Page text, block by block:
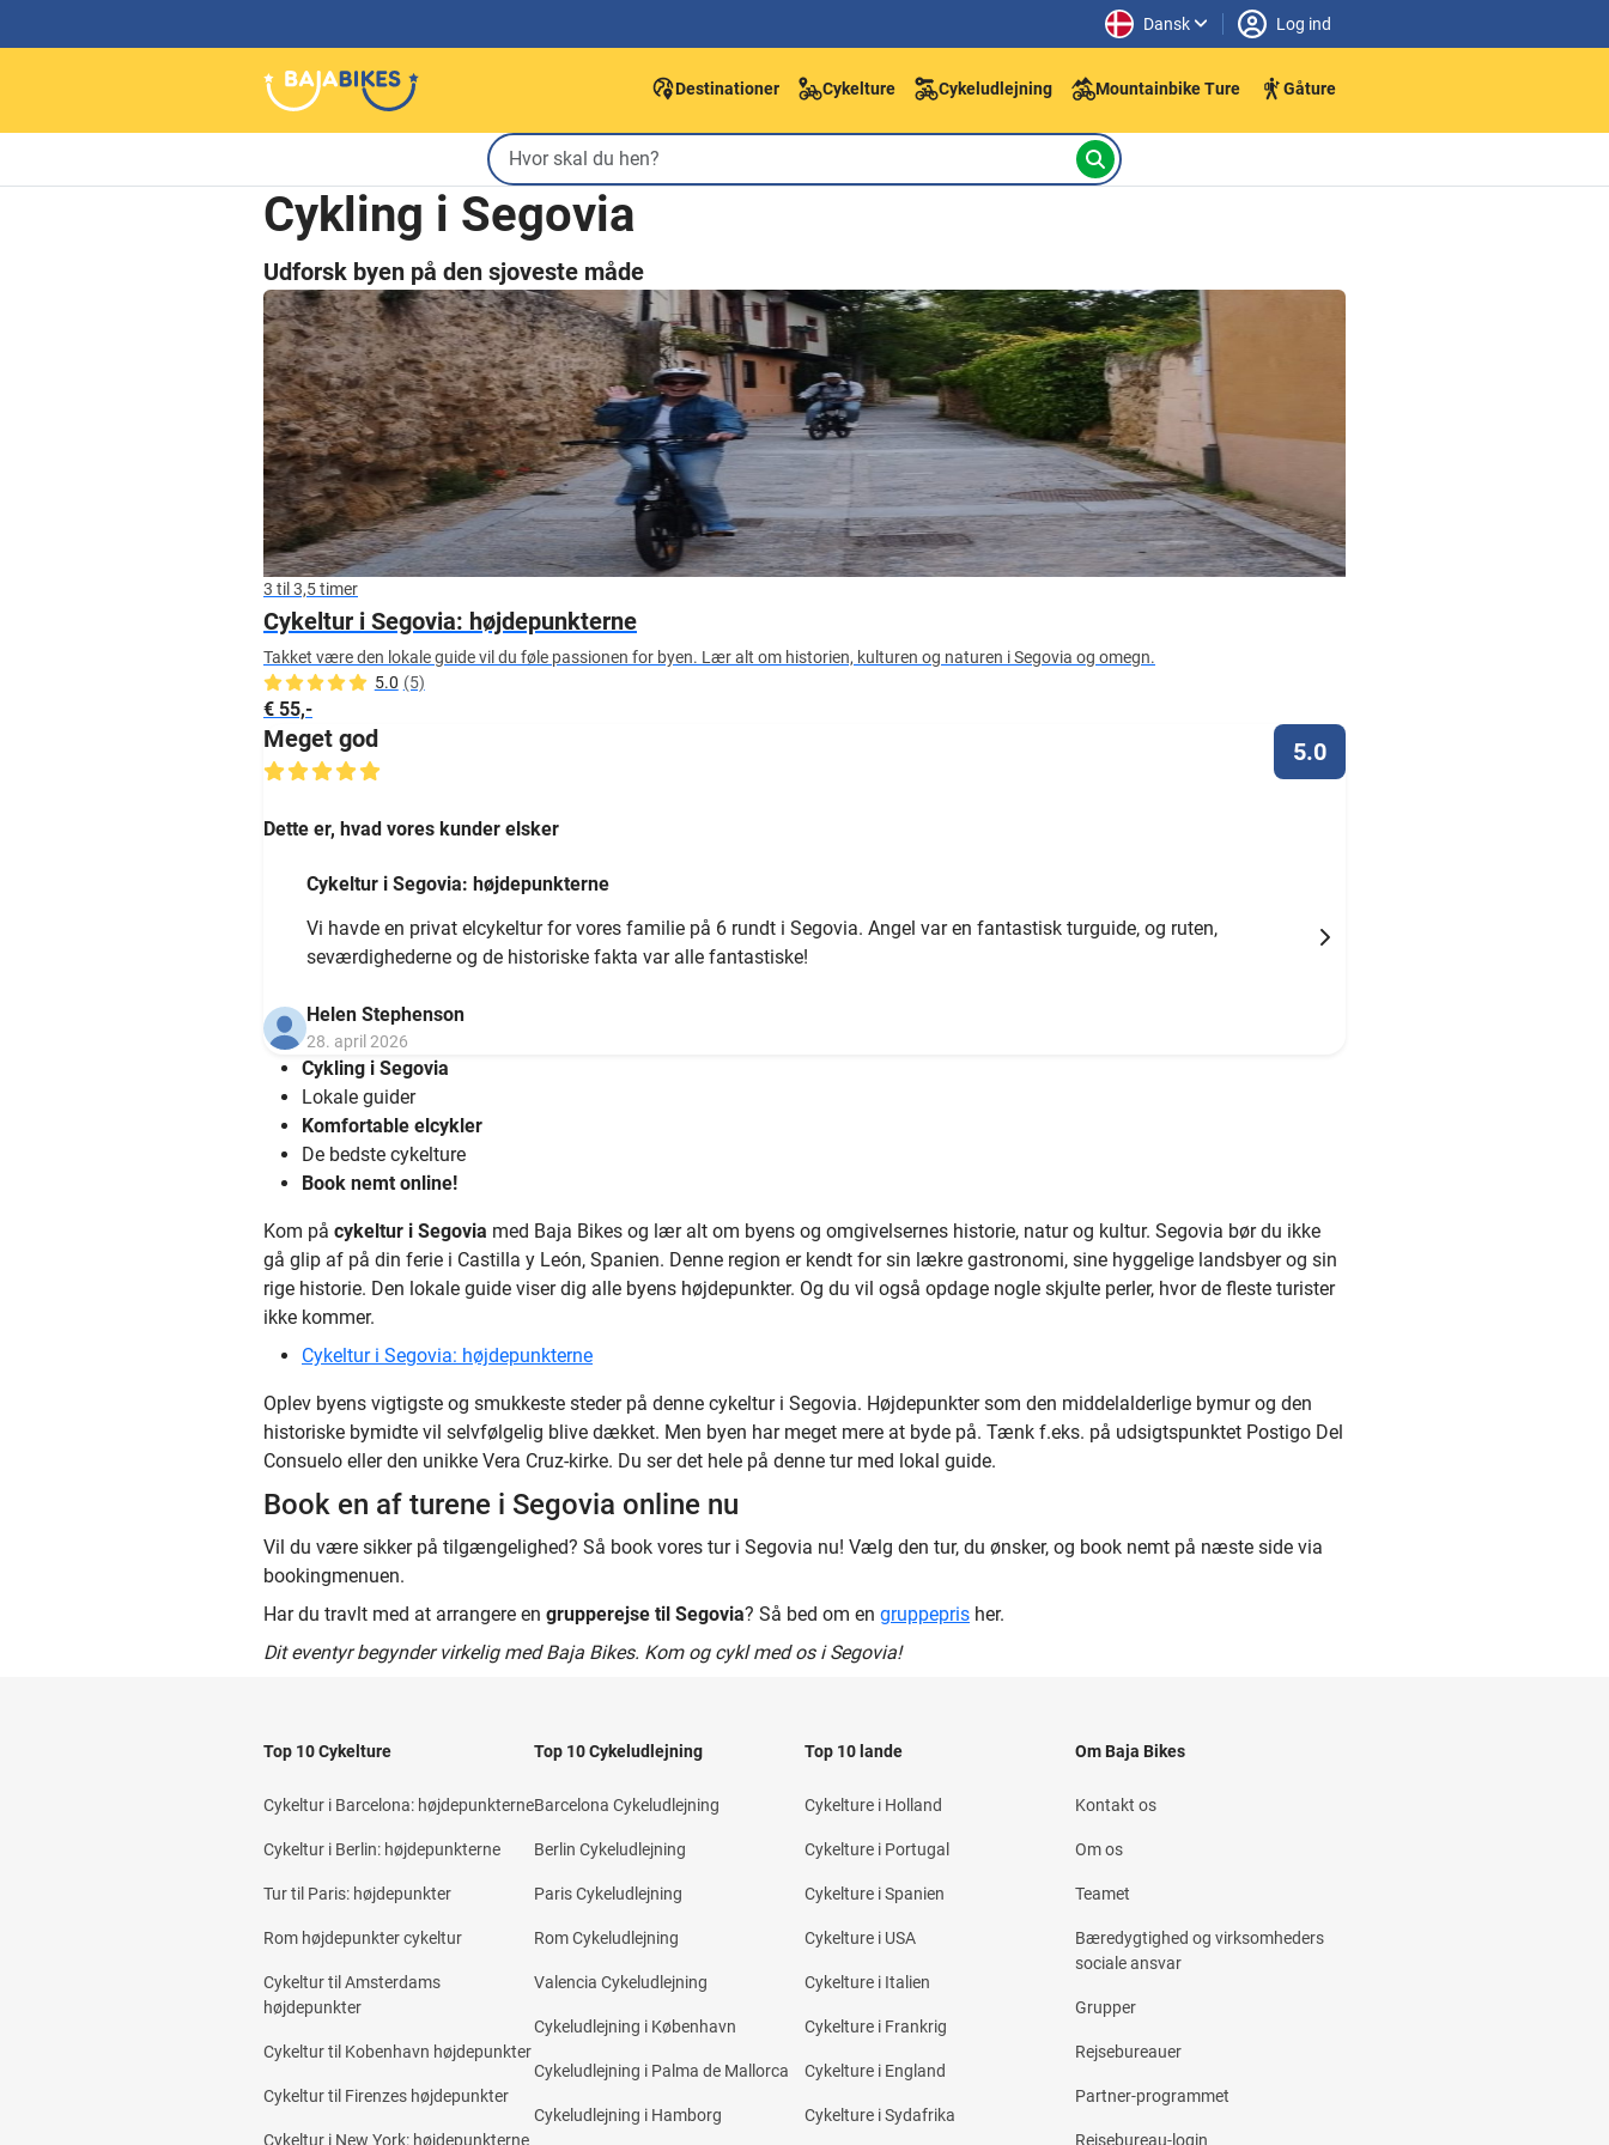
Dansk Log ind
Destinationer Cykelture Cykeludlejning Mountainbike Ture Gåture
Cykling i Segovia
Udforsk byen på den sjoveste måde
3 til 3,5 timer
Cykeltur i Segovia: højdepunkterne
Takket være den lokale guide vil du føle passionen for byen. Lær alt om historien, kulturen og naturen i Segovia og omegn.
5.0 (5)
€ 55,-
Meget god 5.0
Dette er, hvad vores kunder elsker
Cykeltur i Segovia: højdepunkterne
Vi havde en privat elcykeltur for vores familie på 6 rundt i Segovia. Angel var en fantastisk turguide, og ruten,
seværdighederne og de historiske fakta var alle fantastiske!
Helen Stephenson
28. april 2026
Cykling i Segovia
Lokale guider
Komfortable elcykler
De bedste cykelture
Book nemt online!
Kom på cykeltur i Segovia med Baja Bikes og lær alt om byens og omgivelsernes historie, natur og kultur. Segovia bør du ikke
gå glip af på din ferie i Castilla y León, Spanien. Denne region er kendt for sin lækre gastronomi, sine hyggelige landsbyer og sin
rige historie. Den lokale guide viser dig alle byens højdepunkter. Og du vil også opdage nogle skjulte perler, hvor de fleste turister
ikke kommer.
Cykeltur i Segovia: højdepunkterne
Oplev byens vigtigste og smukkeste steder på denne cykeltur i Segovia. Højdepunkter som den middelalderlige bymur og den
historiske bymidte vil selvfølgelig blive dækket. Men byen har meget mere at byde på. Tænk f.eks. på udsigtspunktet Postigo Del
Consuelo eller den unikke Vera Cruz-kirke. Du ser det hele på denne tur med lokal guide.
Book en af turene i Segovia online nu
Vil du være sikker på tilgængelighed? Så book vores tur i Segovia nu! Vælg den tur, du ønsker, og book nemt på næste side via
bookingmenuen.
Har du travlt med at arrangere en grupperejse til Segovia? Så bed om en gruppepris her.
Dit eventyr begynder virkelig med Baja Bikes. Kom og cykl med os i Segovia!
Top 10 Cykelture
Cykeltur i Barcelona: højdepunkterne
Cykeltur i Berlin: højdepunkterne
Tur til Paris: højdepunkter
Rom højdepunkter cykeltur
Cykeltur til Amsterdams
højdepunkter
Cykeltur til Kobenhavn højdepunkter
Cykeltur til Firenzes højdepunkter
Cykeltur i New York: højdepunkterne
Top 10 Cykeludlejning
Barcelona Cykeludlejning
Berlin Cykeludlejning
Paris Cykeludlejning
Rom Cykeludlejning
Valencia Cykeludlejning
Cykeludlejning i København
Cykeludlejning i Palma de Mallorca
Cykeludlejning i Hamborg
Top 10 lande
Cykelture i Holland
Cykelture i Portugal
Cykelture i Spanien
Cykelture i USA
Cykelture i Italien
Cykelture i Frankrig
Cykelture i England
Cykelture i Sydafrika
Om Baja Bikes
Kontakt os
Om os
Teamet
Bæredygtighed og virksomheders
sociale ansvar
Grupper
Rejsebureauer
Partner-programmet
Rejsebureau-login